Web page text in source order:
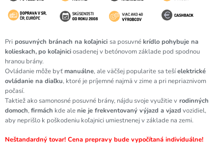
Pri posuvných bránach na koľajnici sa posuvnékrídlo pohybuje na
kolieskach,po koľajniciosadenej v betónovom základe pod spodnou
hranou brány.
Ovládanie môže byť manuálne, ale väčšej popularite sa tešíelektrické
ovládanie na diaľku, ktoré je príjemné najmä v zime a pri nepriaznivom
počasí.
Taktiež ako samonosné posuvné brány, nájdu svoje využitie v rodinných
domoch,firmách kde alenie je frekventovaný výjazd a vjazd vozidiel,
aby neprišlo k poškodeniu koľajnici umiestnenej v základe na zemi.
Neštandardný tovar! Cena prepravy bude vypočítaná individuálne!